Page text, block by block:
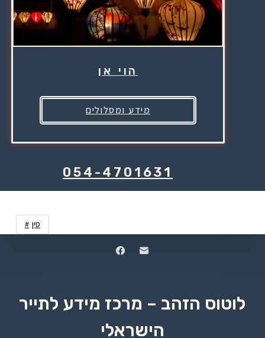
הוי אן
מידע ומסלולים
054-4701631
סין
לוטוס הזהב – מרכז מידע לתייר
הישראלי